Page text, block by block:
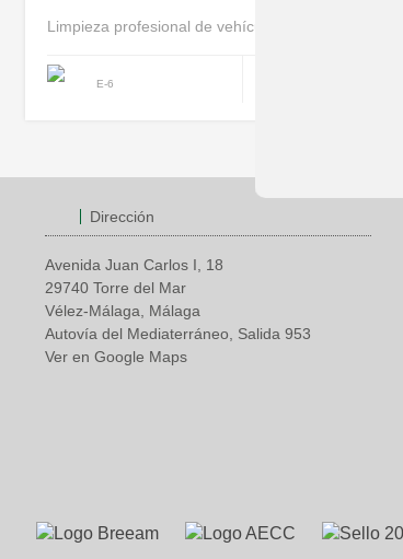
Limpieza profesional de vehículos.
E-6
Dirección
Avenida Juan Carlos I, 18
29740 Torre del Mar
Vélez-Málaga, Málaga
Autovía del Mediaterráneo, Salida 953
Ver en Google Maps